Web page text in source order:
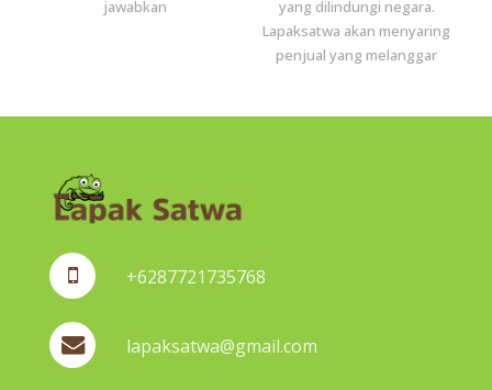
jawabkan
yang dilindungi negara.
Lapaksatwa akan menyaring
penjual yang melanggar
+6287721735768
lapaksatwa@gmail.com